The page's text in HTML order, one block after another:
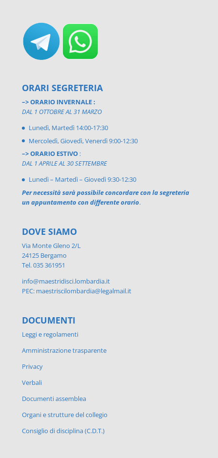
ORARI SEGRETERIA
–> ORARIO INVERNALE :
DAL 1 OTTOBRE AL 31 MARZO
Lunedì, Martedì 14:00-17:30
Mercoledì, Giovedì, Venerdì 9:00-12:30
–> ORARIO ESTIVO:
DAL 1 APRILE AL 30 SETTEMBRE
Lunedì – Martedì – Giovedì 9:30-12:30
Per necessità sarà possibile concordare con la segreteria
un appuntamento con differente orario.
DOVE SIAMO
Via Monte Gleno 2/L
24125 Bergamo
Tel. 035 361951
info@maestridisci.lombardia.it
PEC: maestriscilombardia@legalmail.it
DOCUMENTI
Leggi e regolamenti
Amministrazione trasparente
Privacy
Verbali
Documenti assemblea
Organi e strutture del collegio
Consiglio di disciplina (C.D.T.)